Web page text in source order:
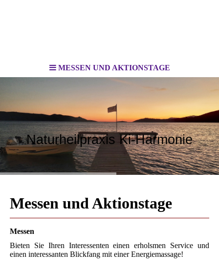
MESSEN UND AKTIONSTAGE
Naturheilpraxis Ki-Harmonie
Messen und Aktionstage
Messen
Bieten Sie Ihren Interessenten einen erholsmen Service und
einen interessanten Blickfang mit einer Energiemassage!